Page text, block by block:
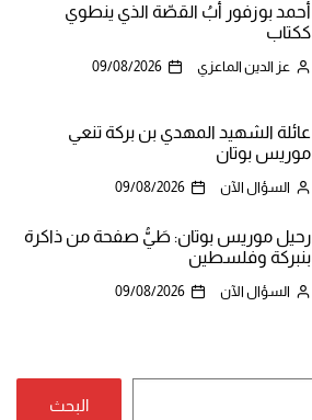
أحمد بوزفور أبُ القصّة الذي ينطوي
ككتاب
عز الدين الماعزي 09/08/2026
عائلة الشهيد المهدي بن بركة تنعي
موريس بوتان
السؤال الآن 09/08/2026
رحيل موريس بوتان: طَيُّ صفحة من ذاكرة
بنبركة وفلسطين
السؤال الآن 09/08/2026
البحث